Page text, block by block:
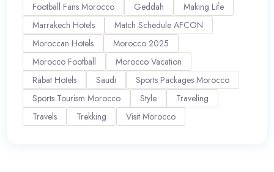
Football Fans Morocco
Geddah
Making Life
Marrakech Hotels
Match Schedule AFCON
Moroccan Hotels
Morocco 2025
Morocco Football
Morocco Vacation
Rabat Hotels
Saudi
Sports Packages Morocco
Sports Tourism Morocco
Style
Traveling
Travels
Trekking Visit Morocco